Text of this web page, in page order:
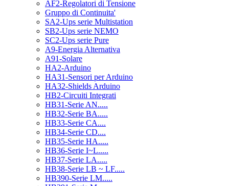
AF2-Regolatori di Tensione
Gruppo di Continuita'
SA2-Ups serie Multistation
SB2-Ups serie NEMO
SC2-Ups serie Pure
A9-Energia Alternativa
A91-Solare
HA2-Arduino
HA31-Sensori per Arduino
HA32-Shields Arduino
HB2-Circuiti Integrati
HB31-Serie AN.....
HB32-Serie BA.....
HB33-Serie CA....
HB34-Serie CD....
HB35-Serie HA.....
HB36-Serie I~L.....
HB37-Serie LA.....
HB38-Serie LB ~ LF.....
HB390-Serie LM.....